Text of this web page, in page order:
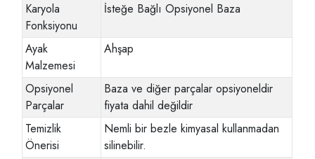
Karyola
Fonksiyonu
İsteğe Bağlı Opsiyonel Baza
Ayak
Malzemesi
Ahşap
Opsiyonel
Parçalar
Baza ve diğer parçalar opsiyoneldir
fiyata dahil değildir
Temizlik
Önerisi
Nemli bir bezle kimyasal kullanmadan
silinebilir.